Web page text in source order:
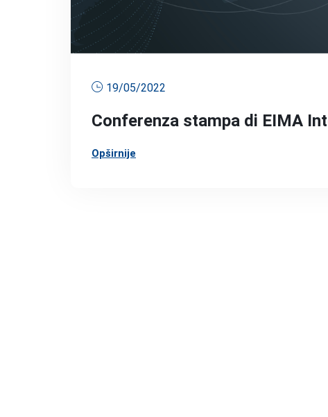
19/05/2022
Conferenza stampa di EIMA
Opširnije